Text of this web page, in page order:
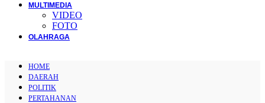
MULTIMEDIA
VIDEO
FOTO
OLAHRAGA
HOME
DAERAH
POLITIK
PERTAHANAN